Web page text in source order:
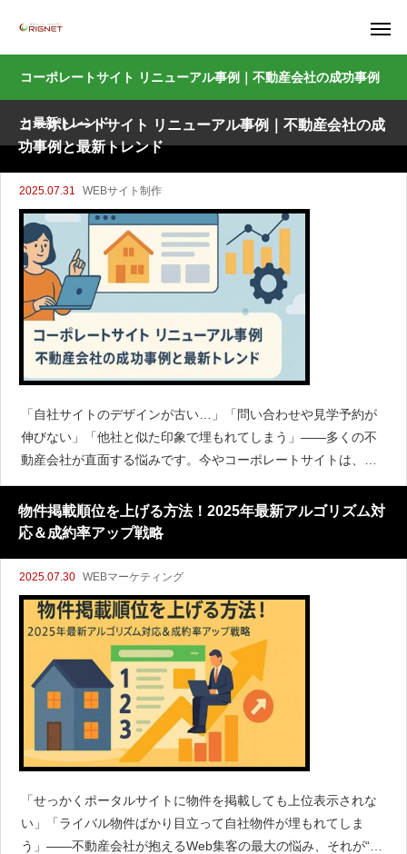
コーポレートサイト リニューアル事例｜不動産会社の成功事例
と最新トレンド
コーポレートサイト リニューアル事例｜不動産会社の成
功事例と最新トレンド
2025.07.31 WEBサイト制作
「自社サイトのデザインが古い…」「問い合わせや見学予約が
伸びない」「他社と似た印象で埋もれてしまう」——多くの不
動産会社が直面する悩みです。今やコーポレートサイトは、単
なる会社案内ページではありません。第一印象から集客、採
用、顧客体験、業務効率化まで、経営戦略の中心的役割を担う
時代となりました。
物件掲載順位を上げる方法！2025年最新アルゴリズム対
応＆成約率アップ戦略
2025.07.30 WEBマーケティング
「せっかくポータルサイトに物件を掲載しても上位表示されな
い」「ライバル物件ばかり目立って自社物件が埋もれてしま
う」――不動産会社が抱えるWeb集客の最大の悩み、それが“掲